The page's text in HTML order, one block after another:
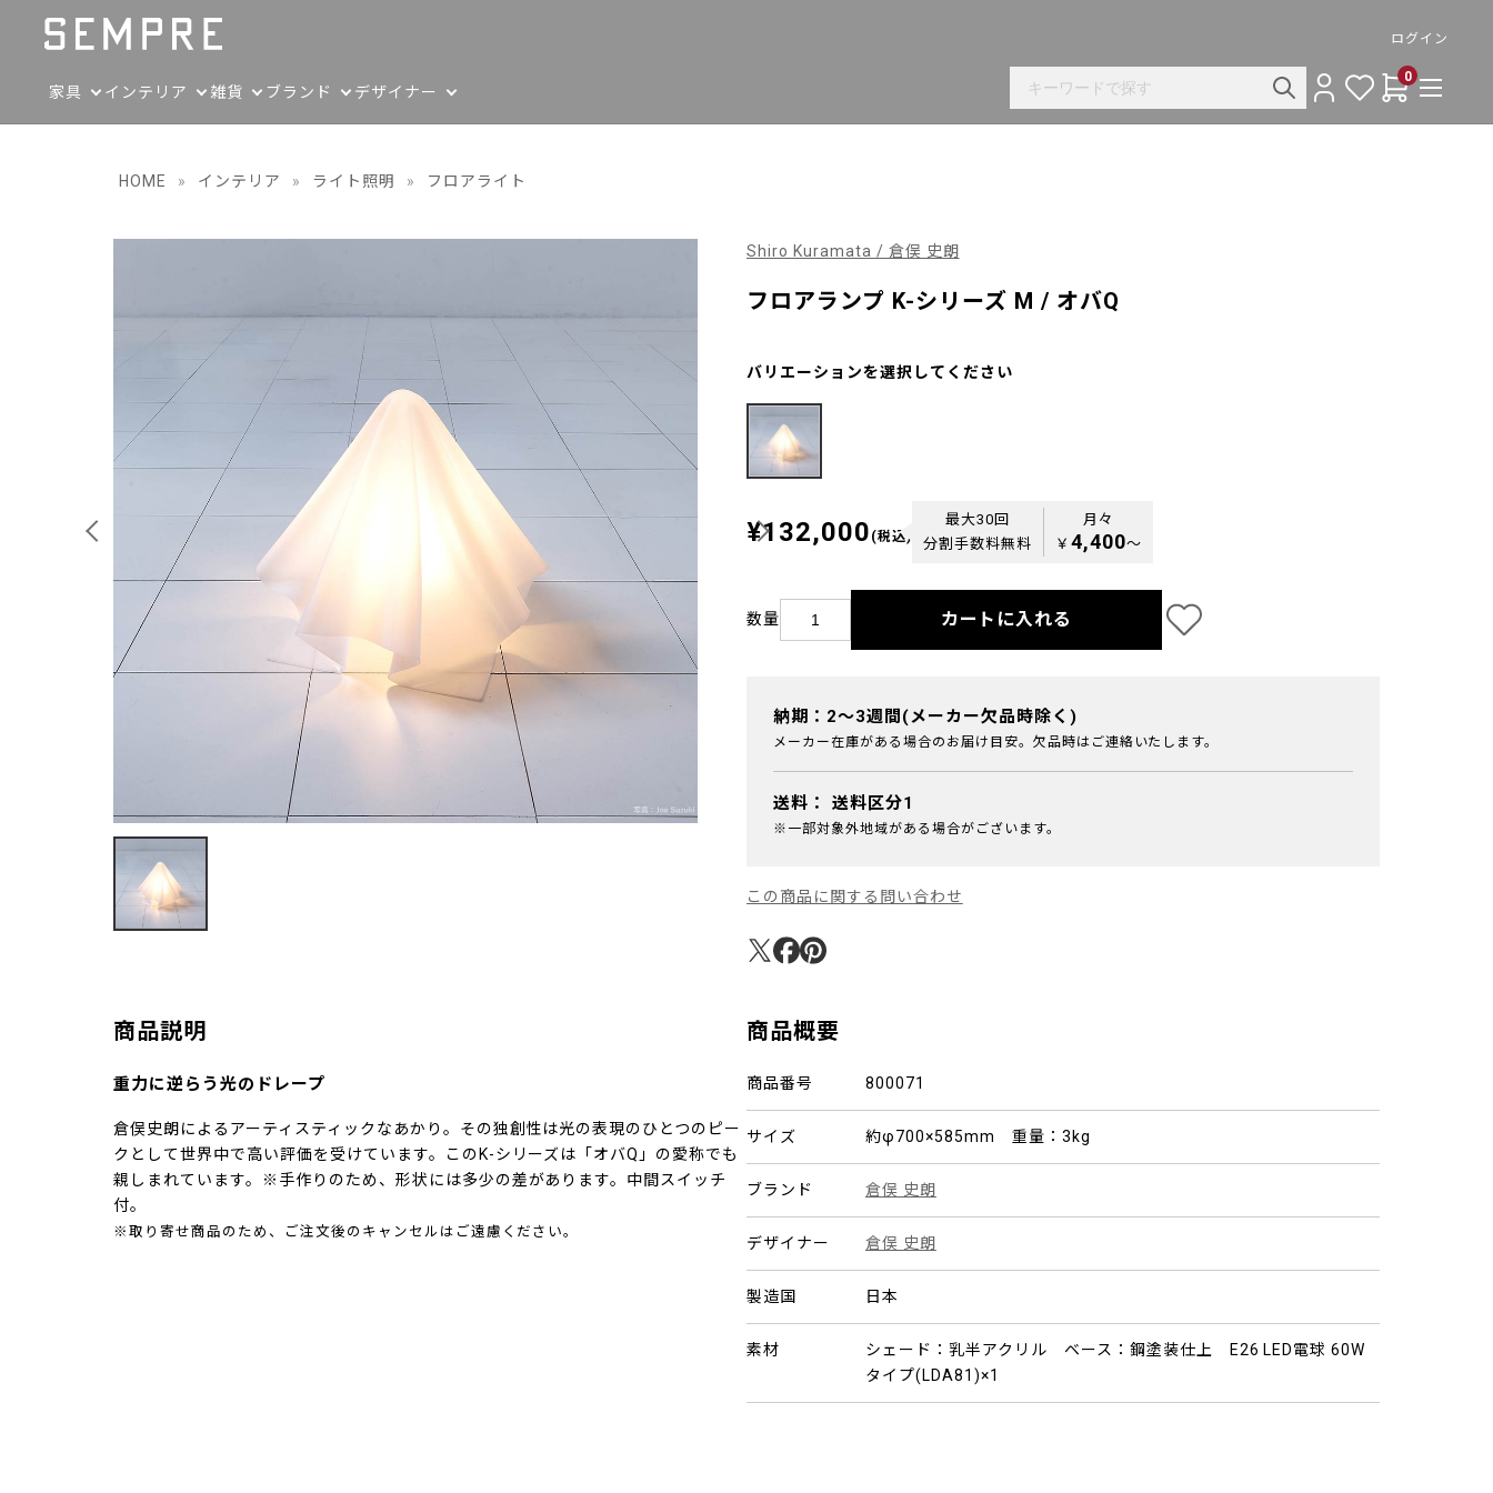
ログイン
家具 インテリア 雑貨 ブランド デザイナー
0
HOME » インテリア » ライト照明 » フロアライト
Shiro Kuramata / 倉俣 史朗
フロアランプ K-シリーズ M / オバQ
バリエーションを選択してください
¥132,000 (税込)
最大30回
分割手数料無料
月々
￥ 4,400〜
数量 カートに入れる
納期：2～3週間(メーカー欠品時除く)
メーカー在庫がある場合のお届け目安。欠品時はご連絡いたします。
送料： 送料区分1
※一部対象外地域がある場合がございます。
この商品に関する問い合わせ
商品説明
重力に逆らう光のドレープ
倉俣史朗によるアーティスティックなあかり。その独創性は光の表現のひとつのピー
クとして世界中で高い評価を受けています。このK-シリーズは「オバQ」の愛称でも
親しまれています。※手作りのため、形状には多少の差があります。中間スイッチ
付。
※取り寄せ商品のため、ご注文後のキャンセルはご遠慮ください。
商品概要
商品番号 800071
サイズ 約φ700×585mm 重量：3kg
ブランド 倉俣 史朗
デザイナー 倉俣 史朗
製造国 日本
素材
シェード：乳半アクリル ベース：鋼塗装仕上 E26 LED電球 60W
タイプ(LDA81)×1